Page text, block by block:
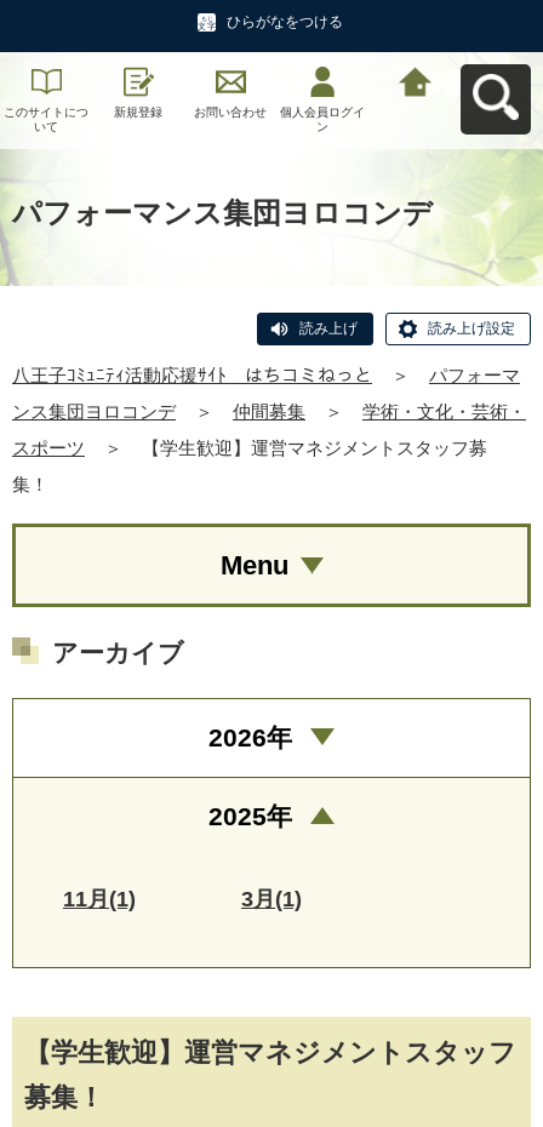
ひらがなをつける
このサイトにつ
いて
新規登録 お問い合わせ
個人会員ログイ
ン
パフォーマンス集団ヨロコンデ
読み上げ 読み上げ設定
八王子ｺﾐｭﾆﾃｨ活動応援ｻｲﾄ はちコミねっと ＞
パフォーマ
ンス集団ヨロコンデ
＞ 仲間募集 ＞
学術・文化・芸術・
スポーツ
＞
【学生歓迎】運営マネジメントスタッフ募
集！
【学生歓迎】運営マネジメントスタッフ
募集！
Menu
アーカイブ
2026年
2025年
11月(1) 3月(1)